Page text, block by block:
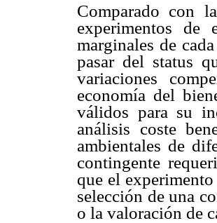
Comparado con
experimentos de
marginales de
pasar del status
variaciones
economía del
válidos para su
análisis coste
ambientales de
contingente
que el
selección de una
o la valoración de